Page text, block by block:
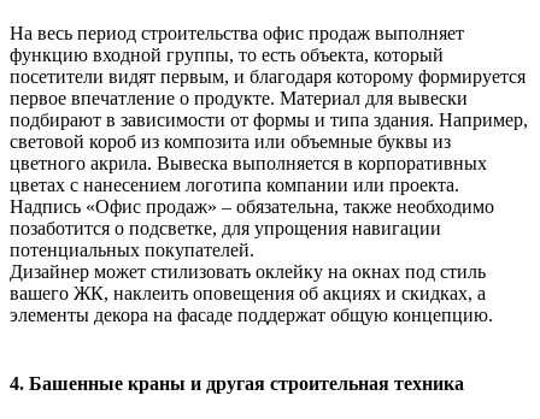
На весь период строительства офис продаж выполняет
функцию входной группы, то есть объекта, который
посетители видят первым, и благодаря которому формируется
первое впечатление о продукте. Материал для вывески
подбирают в зависимости от формы и типа здания. Например,
световой короб из композита или объемные буквы из
цветного акрила. Вывеска выполняется в корпоративных
цветах с нанесением логотипа компании или проекта.
Надпись «Офис продаж» – обязательна, также необходимо
позаботится о подсветке, для упрощения навигации
потенциальных покупателей.
Дизайнер может стилизовать оклейку на окнах под стиль
вашего ЖК, наклеить оповещения об акциях и скидках, а
элементы декора на фасаде поддержат общую концепцию.
4. Башенные краны и другая строительная техника